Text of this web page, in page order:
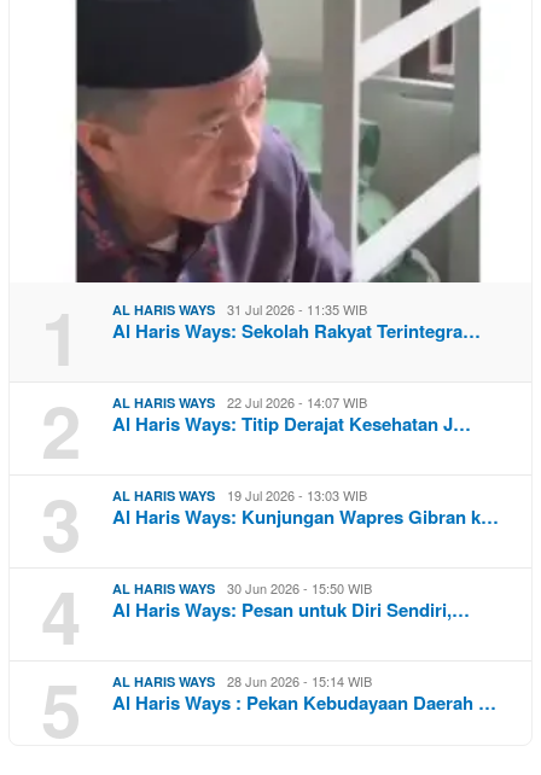
1 AL HARIS WAYS 31 Jul 2026 - 11:35 WIB
Al Haris Ways: Sekolah Rakyat Terintegra…
2 AL HARIS WAYS 22 Jul 2026 - 14:07 WIB
Al Haris Ways: Titip Derajat Kesehatan J…
3 AL HARIS WAYS 19 Jul 2026 - 13:03 WIB
Al Haris Ways: Kunjungan Wapres Gibran k…
4 AL HARIS WAYS 30 Jun 2026 - 15:50 WIB
Al Haris Ways: Pesan untuk Diri Sendiri,…
5 AL HARIS WAYS 28 Jun 2026 - 15:14 WIB
Al Haris Ways : Pekan Kebudayaan Daerah …